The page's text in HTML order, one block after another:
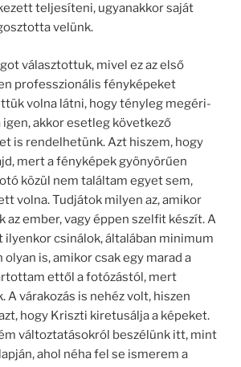
teljesíteni, ugyanakkor saját
velünk.
választottuk, mivel ez az első
professzionális fényképeket
volna látni, hogy tényleg megéri-
igen, akkor esetleg következő
is rendelhetünk. Azt hiszem, hogy
mert a fényképek gyönyörűen
közül nem találtam egyet sem,
volna. Tudjátok milyen az, amikor
ember, vagy éppen szelfit készít. A
ilyenkor csinálok, általában minimum
is, amikor csak egy marad a
ettől a fotózástól, mert
A várakozás is nehéz volt, hiszen
hogy Kriszti kiretusálja a képeket.
változtatásokról beszélünk itt, mint
ahol néha fel se ismerem a